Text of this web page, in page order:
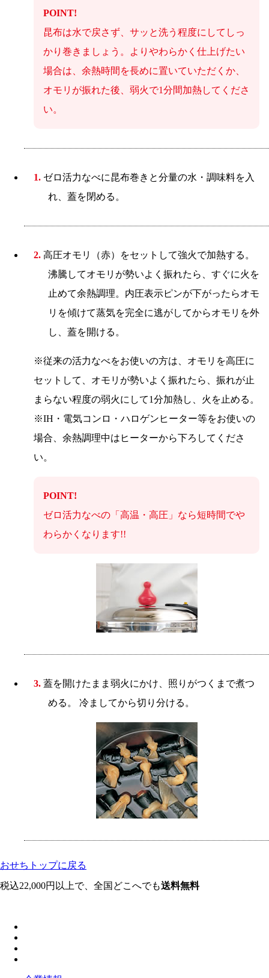
POINT!
昆布は水で戻さず、サッと洗う程度にしてしっ
かり巻きましょう。よりやわらかく仕上げたい
場合は、余熱時間を長めに置いていただくか、
オモリが振れた後、弱火で1分間加熱してくださ
い。
1. ゼロ活力なべに昆布巻きと分量の水・調味料を入
れ、蓋を閉める。
2. 高圧オモリ（赤）をセットして強火で加熱する。
沸騰してオモリが勢いよく振れたら、すぐに火を
止めて余熱調理。内圧表示ピンが下がったらオモ
リを傾けて蒸気を完全に逃がしてからオモリを外
し、蓋を開ける。
※従来の活力なべをお使いの方は、オモリを高圧に
セットして、オモリが勢いよく振れたら、振れが止
まらない程度の弱火にして1分加熱し、火を止める。
※IH・電気コンロ・ハロゲンヒーター等をお使いの
場合、余熱調理中はヒーターから下ろしてくださ
い。
POINT!
ゼロ活力なべの「高温・高圧」なら短時間でや
わらかくなります!!
3. 蓋を開けたまま弱火にかけ、照りがつくまで煮つ
める。 冷ましてから切り分ける。
おせちトップに戻る
税込22,000円以上で、全国どこへでも送料無料